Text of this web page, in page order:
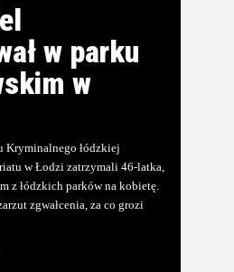
w parku
w
Kryminalnego łódzkiej
w Łodzi zatrzymali 46-latka,
z łódzkich parków na kobietę.
zgwałcenia, za co grozi